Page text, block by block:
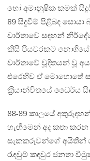
හෝ අමානුෂික කමක්
89 සිදුවීම් පිළිබඳ
වාර්තාවේ සඳහන්
කිසි පියවරකට නොගියේ,
වාර්තාවේ චූදිතයන් වූ
එරෙහිව ඒ මොහොතේ
ක‍්‍රියාන්විතයේ ධෛර්ය
88-89 කාලයේ
හැඟීමෙන් අද කතා
සැකකරුවන්ගේ අයිතීන්
රැඳවුම් කඳවුර ජනතා